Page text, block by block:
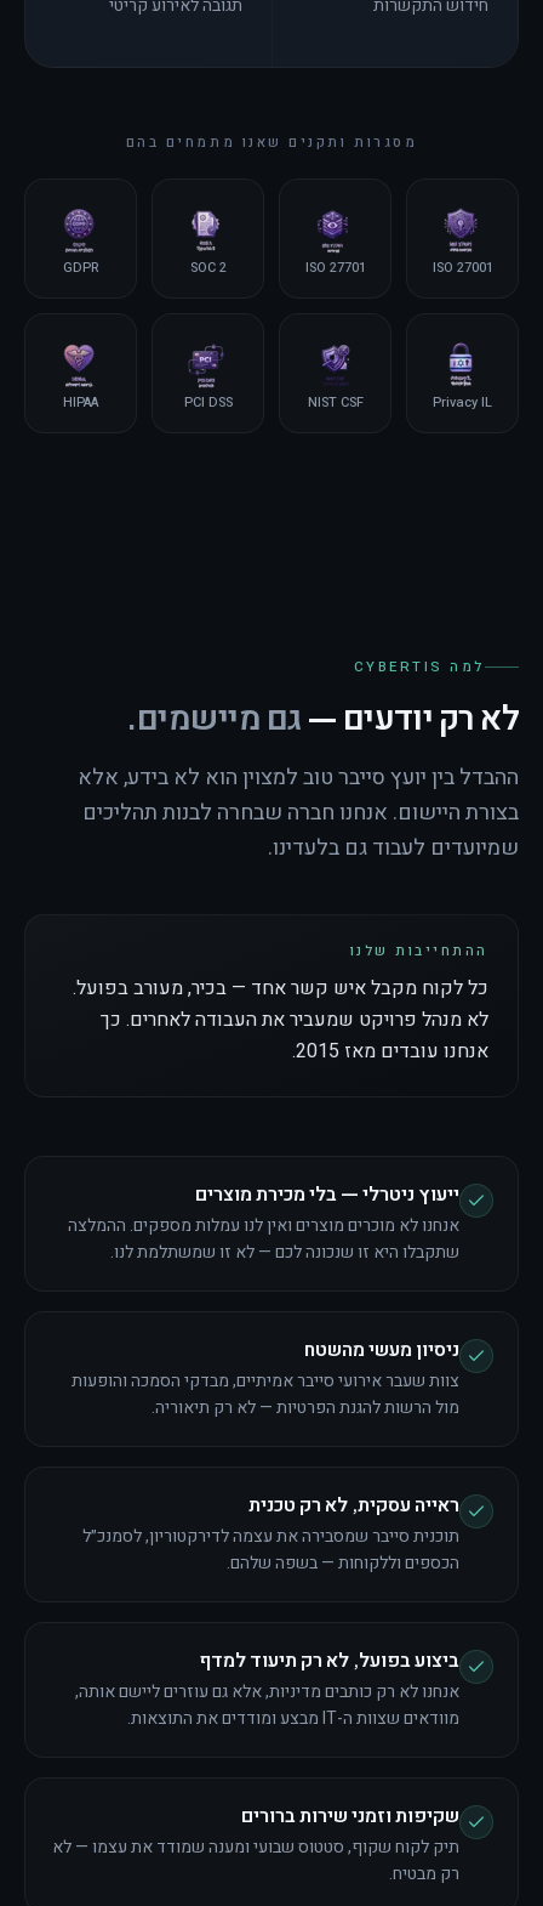
חידוש התקשרות תגובה לאירוע קריטי
מסגרות ותקנים שאנו מתמחים בהם
ISO 27001
ISO 27701
SOC 2
GDPR
Privacy IL
NIST CSF
PCI DSS
HIPAA
למה CYBERTIS
לא רק יודעים — גם מיישמים.
ההבדל בין יועץ סייבר טוב למצוין הוא לא בידע, אלא
בצורת היישום. אנחנו חברה שבחרה לבנות תהליכים
שמיועדים לעבוד גם בלעדינו.
ההתחייבות שלנו
כל לקוח מקבל איש קשר אחד — בכיר, מעורב בפועל.
לא מנהל פרויקט שמעביר את העבודה לאחרים. כך
אנחנו עובדים מאז 2015.
ייעוץ ניטרלי — בלי מכירת מוצרים
אנחנו לא מוכרים מוצרים ואין לנו עמלות מספקים. ההמלצה
שתקבלו היא זו שנכונה לכם — לא זו שמשתלמת לנו.
ניסיון מעשי מהשטח
צוות שעבר אירועי סייבר אמיתיים, מבדקי הסמכה והופעות
מול הרשות להגנת הפרטיות — לא רק תיאוריה.
ראייה עסקית, לא רק טכנית
תוכנית סייבר שמסבירה את עצמה לדירקטוריון, לסמנכ״ל
הכספים וללקוחות — בשפה שלהם.
ביצוע בפועל, לא רק תיעוד למדף
אנחנו לא רק כותבים מדיניות, אלא גם עוזרים ליישם אותה,
מוודאים שצוות ה-IT מבצע ומודדים את התוצאות.
שקיפות וזמני שירות ברורים
תיק לקוח שקוף, סטטוס שבועי ומענה שמודד את עצמו — לא
רק מבטיח.